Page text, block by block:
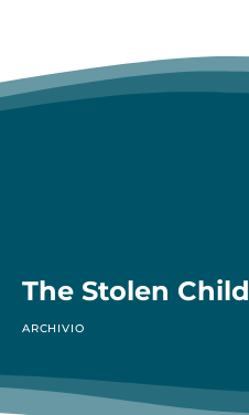
The Stolen Child
ARCHIVIO